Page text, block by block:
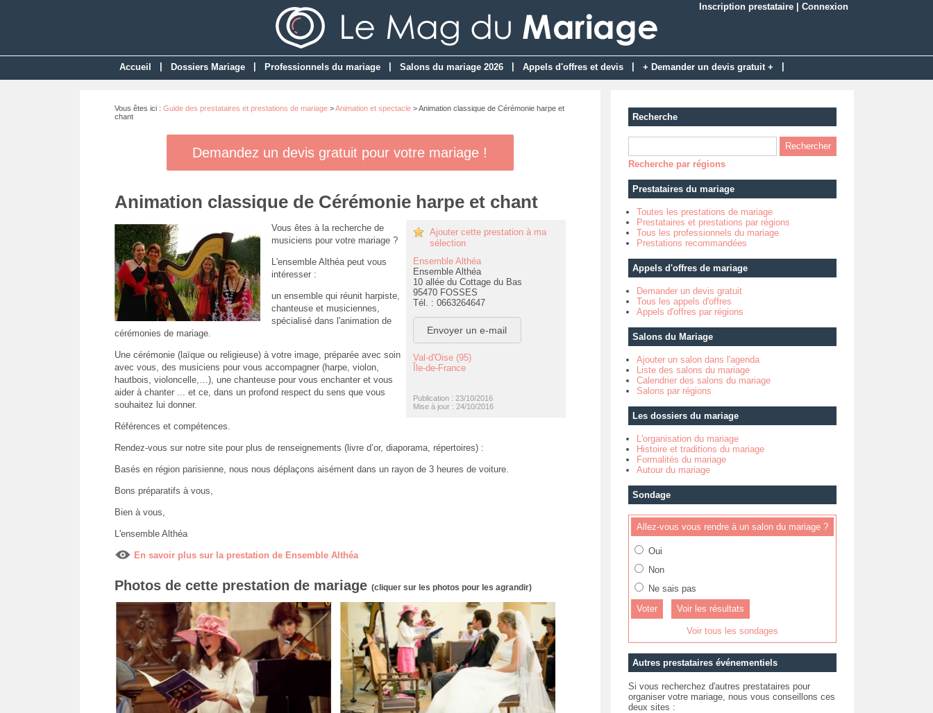
Inscription prestataire Connexion
Accueil Dossiers Mariage Professionnels du mariage Salons du mariage 2026 Appels d'offres et devis + Demander un devis gratuit +
Vous êtes ici : Guide des prestataires et prestations de mariage>Animation et spectacle> Animation classique de Cérémonie harpe et
chant
Demandez un devis gratuit pour votre mariage !
Animation classique de Cérémonie harpe et chant
Ajouter cette prestation à ma
sélection
Ensemble Althéa
Ensemble Althéa
10 allée du Cottage du Bas
95470 FOSSES
Tél. : 0663264647
Envoyer un e-mail
Val-d'Oise (95)
Île-de-France
Publication : 23/10/2016
Mise à jour : 24/10/2016
Vous êtes à la recherche de
musiciens pour votre mariage ?
L'ensemble Althéa peut vous
intéresser :
un ensemble qui réunit harpiste,
chanteuse et musiciennes,
spécialisé dans l'animation de
cérémonies de mariage.
Une cérémonie (laïque ou religieuse) à votre image, préparée avec soin
avec vous, des musiciens pour vous accompagner (harpe, violon,
hautbois, violoncelle,…), une chanteuse pour vous enchanter et vous
aider à chanter ... et ce, dans un profond respect du sens que vous
souhaitez lui donner.
Références et compétences.
Rendez-vous sur notre site pour plus de renseignements (livre d’or, diaporama, répertoires) :
Basés en région parisienne, nous nous déplaçons aisément dans un rayon de 3 heures de voiture.
Bons préparatifs à vous,
Bien à vous,
L'ensemble Althéa
En savoir plus sur la prestation de Ensemble Althéa
Photos de cette prestation de mariage (cliquer sur les photos pour les agrandir)
Recherche
Recherche par régions
Prestataires du mariage
Toutes les prestations de mariage
Prestataires et prestations par régions
Tous les professionnels du mariage
Prestations recommandées
Appels d'offres de mariage
Demander un devis gratuit
Tous les appels d'offres
Appels d'offres par régions
Salons du Mariage
Ajouter un salon dans l'agenda
Liste des salons du mariage
Calendrier des salons du mariage
Salons par régions
Les dossiers du mariage
L'organisation du mariage
Histoire et traditions du mariage
Formalités du mariage
Autour du mariage
Sondage
Allez-vous vous rendre à un salon du mariage ?
Oui
Non
Ne sais pas
Voir les résultats
Voir tous les sondages
Autres prestataires événementiels
Si vous recherchez d'autres prestataires pour
organiser votre mariage, nous vous conseillons ces
deux sites :